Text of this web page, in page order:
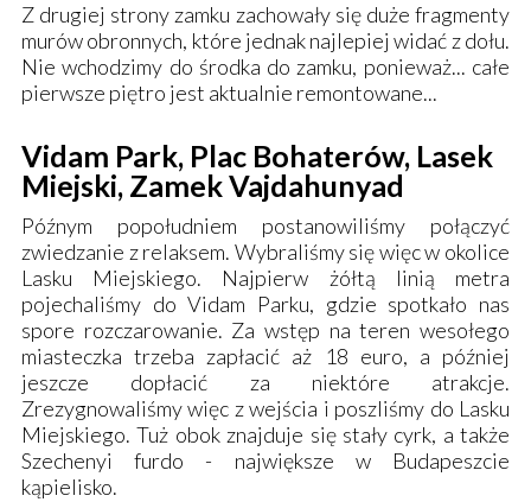
Z drugiej strony zamku zachowały się dużefragmenty
murów obronnych, które jednak najlepiej widać z dołu.
Nie wchodzimy do środka do zamku, ponieważ... całe
pierwsze piętro jest aktualnie remontowane...
Vidam Park, Plac Bohaterów, Lasek
Miejski, Zamek Vajdahunyad
Późnym popołudniem postanowiliśmy połączyć
zwiedzanie z relaksem. Wybraliśmy się więc w okolice
Lasku Miejskiego. Najpierw żółtą linią metra
pojechaliśmy doVidam Parku, gdzie spotkało nas
spore rozczarowanie. Za wstęp na teren wesołego
miasteczka trzeba zapłacić aż 18 euro, a później
jeszcze dopłacić za niektóre atrakcje.
Zrezygnowaliśmy więc z wejścia i poszliśmy do Lasku
Miejskiego. Tuż obok znajduje się stały cyrk, a także
Szechenyi furdo - największe w Budapeszcie
kąpielisko.